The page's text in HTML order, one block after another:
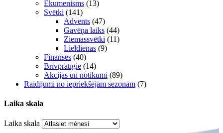
Ekumenisms (13)
Svētki (141)
Advents (47)
Gavēņa laiks (44)
Ziemassvētki (11)
Lieldienas (9)
Finanses (40)
Brīvprātīgie (14)
Akcijas un notikumi (89)
Raidījumi no iepriekšējām sezonām (7)
Laika skala
Laika skala